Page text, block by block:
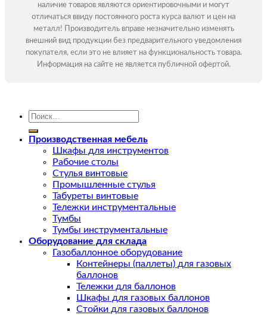
наличие товаров являются ориентировочными и могут
отличаться ввиду постоянного роста курса валют и цен на
металл! Производитель вправе незначительно изменять
внешний вид продукции без предварительного уведомления
покупателя, если это не влияет на функциональность товара.
Информация на сайте не является публичной офертой.
Искать:
Производственная мебель
Шкафы для инструментов
Рабочие столы
Стулья винтовые
Промышленные стулья
Табуреты винтовые
Тележки инструментальные
Тумбы
Тумбы инструментальные
Оборудование для склада
Газобаллонное оборудование
Контейнеры (паллеты) для газовых
баллонов
Тележки для баллонов
Шкафы для газовых баллонов
Стойки для газовых баллонов